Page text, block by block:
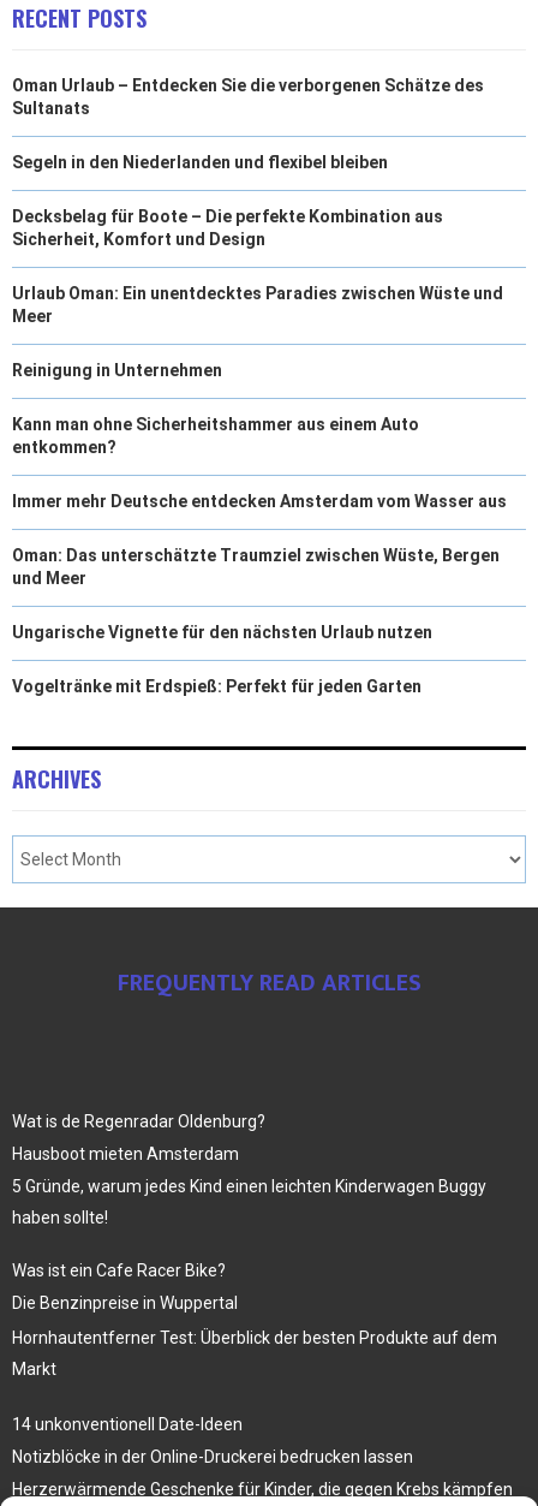
RECENT POSTS
Oman Urlaub – Entdecken Sie die verborgenen Schätze des
Sultanats
Segeln in den Niederlanden und flexibel bleiben
Decksbelag für Boote – Die perfekte Kombination aus
Sicherheit, Komfort und Design
Urlaub Oman: Ein unentdecktes Paradies zwischen Wüste und
Meer
Reinigung in Unternehmen
Kann man ohne Sicherheitshammer aus einem Auto
entkommen?
Immer mehr Deutsche entdecken Amsterdam vom Wasser aus
Oman: Das unterschätzte Traumziel zwischen Wüste, Bergen
und Meer
Ungarische Vignette für den nächsten Urlaub nutzen
Vogeltränke mit Erdspieß: Perfekt für jeden Garten
ARCHIVES
FREQUENTLY READ ARTICLES
Wat is de Regenradar Oldenburg?
Hausboot mieten Amsterdam
5 Gründe, warum jedes Kind einen leichten Kinderwagen Buggy
haben sollte!
Was ist ein Cafe Racer Bike?
Die Benzinpreise in Wuppertal
Hornhautentferner Test: Überblick der besten Produkte auf dem
Markt
14 unkonventionell Date-Ideen
Notizblöcke in der Online-Druckerei bedrucken lassen
Herzerwärmende Geschenke für Kinder, die gegen Krebs kämpfen